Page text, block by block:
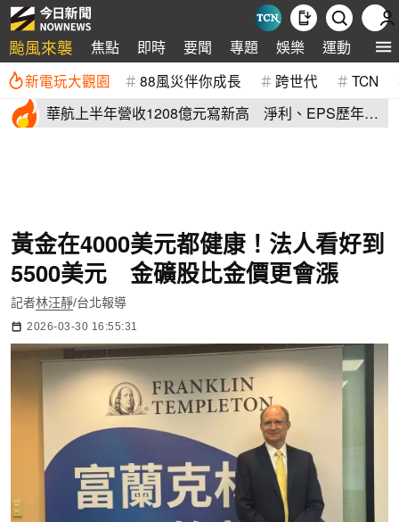
颱風來襲 焦點 即時 要聞 專題 娛樂 運動 全球
新電玩大觀園 88風災伴你成長 跨世代 TCN
華航上半年營收1208億元寫新高 淨利、EPS歷年次
黃金在4000美元都健康！法人看好到
5500美元 金礦股比金價更會漲
記者林汪靜/台北報導
2026-03-30 16:55:31